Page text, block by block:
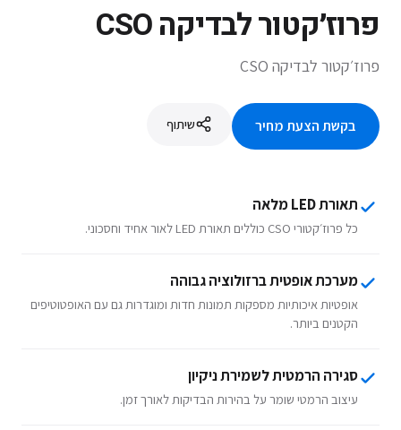
פרוז׳קטור לבדיקה CSO
פרוז׳קטור לבדיקה CSO
בקשת הצעת מחיר שיתוף
תאורת LED מלאה
כל פרוז׳קטורי CSO כוללים תאורת LED לאור אחיד וחסכוני.
מערכת אופטית ברזולוציה גבוהה
אופטיות איכותיות מספקות תמונות חדות ומוגדרות גם עם האופטוטיפים
הקטנים ביותר.
סגירה הרמטית לשמירת ניקיון
עיצוב הרמטי שומר על בהירות הבדיקות לאורך זמן.